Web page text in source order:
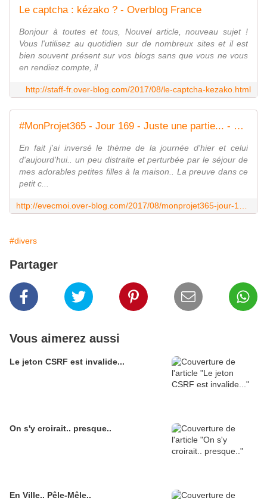
Le captcha : kézako ? - Overblog France
Bonjour à toutes et tous, Nouvel article, nouveau sujet !
Vous l'utilisez au quotidien sur de nombreux sites et il est
bien souvent présent sur vos blogs sans que vous ne vous
en rendiez compte, il
http://staff-fr.over-blog.com/2017/08/le-captcha-kezako.html
#MonProjet365 - Jour 169 - Juste une partie... - Le Petit Carnet d'Evelyne
En fait j'ai inversé le thème de la journée d'hier et celui
d'aujourd'hui.. un peu distraite et perturbée par le séjour de
mes adorables petites filles à la maison.. La preuve dans ce
petit c...
#divers
Partager
Vous aimerez aussi
Le jeton CSRF est invalide...
On s'y croirait.. presque..
En Ville.. Pêle-Mêle..